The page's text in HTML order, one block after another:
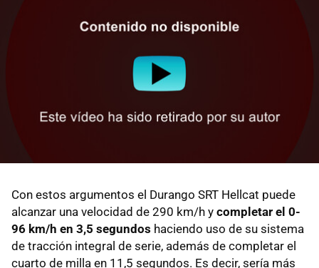
Con estos argumentos el Durango SRT Hellcat puede
alcanzar una velocidad de 290 km/h y completar el 0-
96 km/h en 3,5 segundos haciendo uso de su sistema
de tracción integral de serie, además de completar el
cuarto de milla en 11,5 segundos. Es decir, sería más